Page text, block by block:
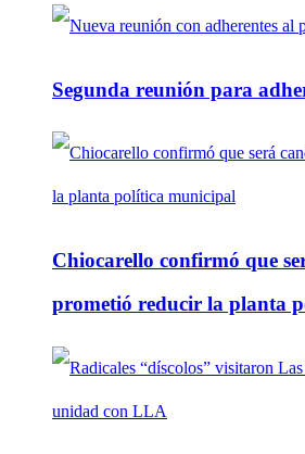
Segunda reunión para
Chiocarello confirmó que
prometió reducir la planta